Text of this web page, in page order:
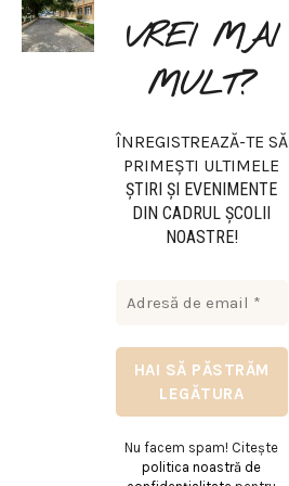
VREI MAI
MULT?
ÎNREGISTREAZĂ-TE SĂ
PRIMEȘTI ULTIMELE
ŞTIRI ŞI EVENIMENTE
DIN CADRUL ŞCOLII
NOASTRE!
Nu facem spam! Citește
politica noastră de